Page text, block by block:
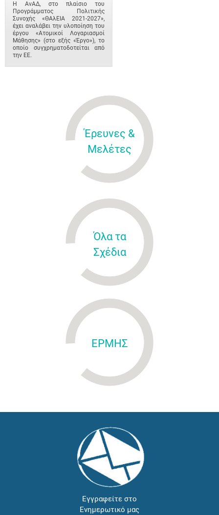
Η ΑνΑΔ, στο πλαίσιο του
Προγράμματος Πολιτικής
Συνοχής «ΘΑλΕΙΑ 2021-2027»,
έχει αναλάβει την υλοποίηση του
έργου «Ατομικοί Λογαριασμοί
Μάθησης» (στο εξής «Έργο»), το
οποίο συγχρηματοδοτείται από
την ΕΕ.
Έρευνες &
Μελέτες
Όλα τα
Σχέδια
ΕΡΜΗΣ
Εγγραφείτε στο
Ενημερωτικό μας